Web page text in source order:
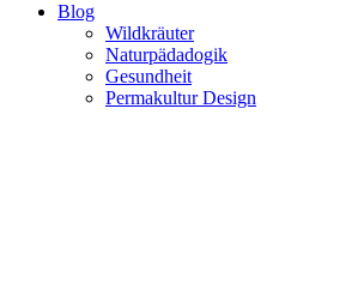
Blog
Wildkräuter
Naturpädadogik
Gesundheit
Permakultur Design